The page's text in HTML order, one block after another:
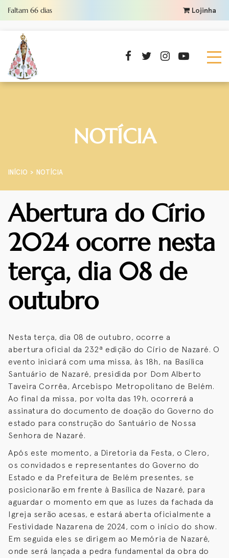
Faltam 66 dias Lojinha
NOTÍCIA
INÍCIO NOTÍCIA
Abertura do Círio
2024 ocorre nesta
terça, dia 08 de
outubro
Nesta terça, dia 08 de outubro, ocorre a
abertura oficial da 232ª edição do Círio de Nazaré. O
evento iniciará com uma missa, às 18h, na Basílica
Santuário de Nazaré, presidida por Dom Alberto
Taveira Corrêa, Arcebispo Metropolitano de Belém.
Ao final da missa, por volta das 19h, ocorrerá a
assinatura do documento de doação do Governo do
estado para construção do Santuário de Nossa
Senhora de Nazaré.
Após este momento, a Diretoria da Festa, o Clero,
os convidados e representantes do Governo do
Estado e da Prefeitura de Belém presentes, se
posicionarão em frente à Basílica de Nazaré, para
aguardar o momento em que as luzes da fachada da
Igreja serão acesas, e estará aberta oficialmente a
Festividade Nazarena de 2024, com o início do show.
Em seguida eles se dirigem ao Memória de Nazaré,
onde será lançada a pedra fundamental da obra do